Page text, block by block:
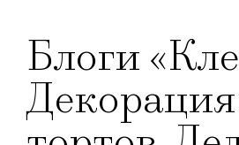
Блоги
Декорация